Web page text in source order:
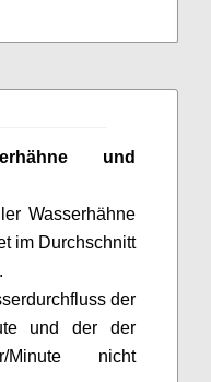
und
Wasserhähne
im Durchschnitt
der
und der der
Minute nicht